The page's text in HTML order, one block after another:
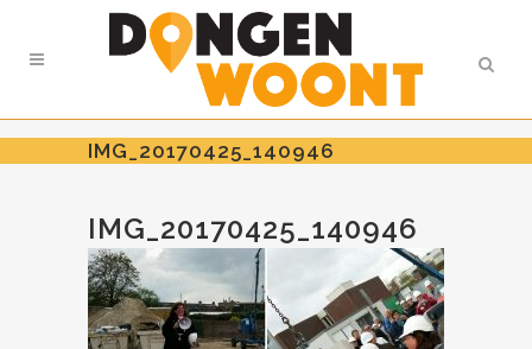
IMG_20170425_140946
IMG_20170425_140946